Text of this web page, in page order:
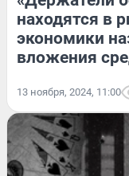
находятся в
экономики
вложения
13 ноября, 2024, 11:00